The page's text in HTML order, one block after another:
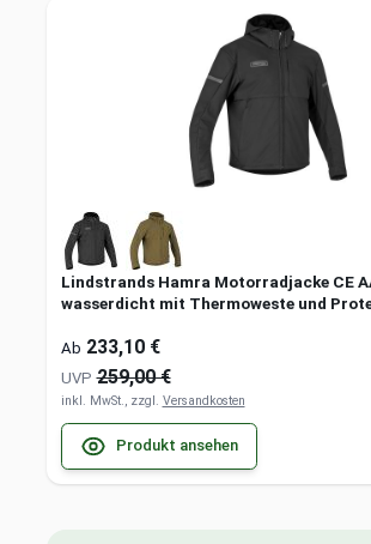
Lindstrands Hamra Motorradjacke CE
wasserdicht mit Thermoweste und
Ab 233,10 €
UVP 259,00 €
inkl. MwSt., zzgl. Versandkosten
Produkt ansehen